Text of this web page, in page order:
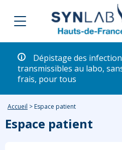
Dépistage des
transmissibles au labo,
frais, pour tous
Accueil > Espace patient
Espace patient